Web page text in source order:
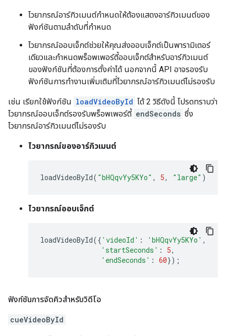
ไวยากรณ์อาร์กิวเมนต์กำหนดให้ต้องแสดงอาร์กิวเมนต์ของ
ฟังก์ชันตามลำดับที่กำหนด
ไวยากรณ์ออบเจ็กต์ช่วยให้คุณส่งออบเจ็กต์เป็นพารามิเตอร์
เดียวและกำหนดพร็อพเพอร์ตี้ออบเจ็กต์สำหรับอาร์กิวเมนต์
ของฟังก์ชันที่ต้องการตั้งค่าได้ นอกจากนี้ API อาจรองรับ
ฟังก์ชันการทำงานเพิ่มเติมที่ไวยากรณ์อาร์กิวเมนต์ไม่รองรับ
เช่น เรียกใช้ฟังก์ชัน loadVideoById ได้ 2 วิธีดังนี้ โปรดทราบว่า
ไวยากรณ์ออบเจ็กต์รองรับพร็อพเพอร์ตี้ endSeconds ซึ่ง
ไวยากรณ์อาร์กิวเมนต์ไม่รองรับ
ไวยากรณ์ของอาร์กิวเมนต์
loadVideoById( "bHQqvYy5KYo" , 5, "large" )
ไวยากรณ์ออบเจ็กต์
loadVideoById({ 'videoId' : 'bHQqvYy5KYo' ,
'startSeconds' : 5,
'endSeconds' : 60});
ฟังก์ชันการจัดคิวสำหรับวิดีโอ
cueVideoById